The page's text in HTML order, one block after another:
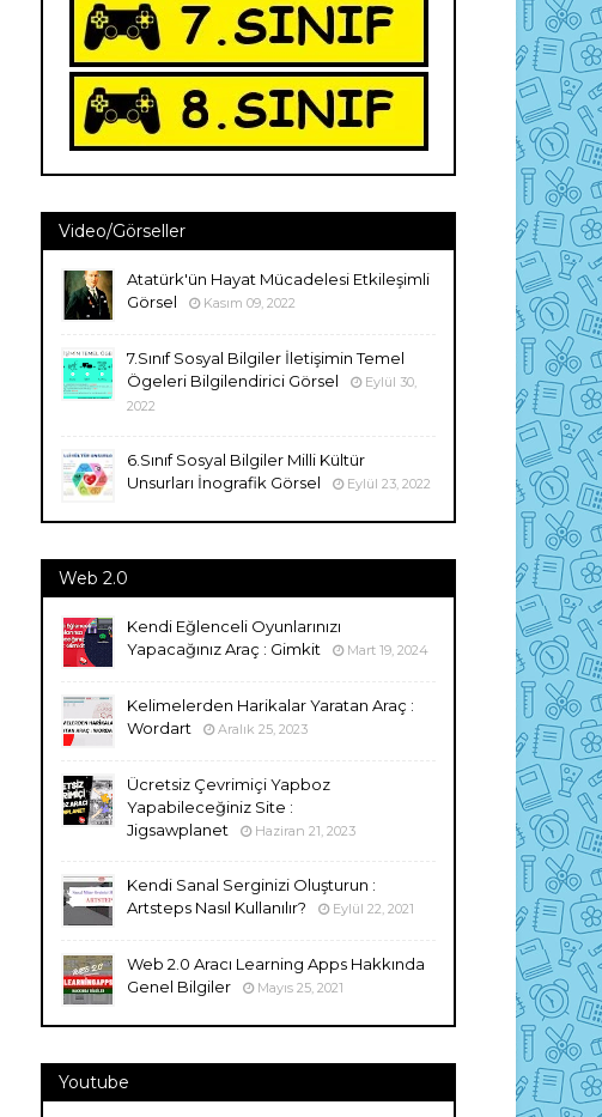
Video/Görseller
Atatürk'ün Hayat Mücadelesi Etkileşimli
Görsel
Kasım 09, 2022
7.Sınıf Sosyal Bilgiler İletişimin Temel
Ögeleri Bilgilendirici Görsel
Eylül 30,
2022
6.Sınıf Sosyal Bilgiler Milli Kültür
Unsurları İnografik Görsel
Eylül 23, 2022
Web 2.0
Kendi Eğlenceli Oyunlarınızı
Yapacağınız Araç : Gimkit
Mart 19, 2024
Kelimelerden Harikalar Yaratan Araç :
Wordart
Aralık 25, 2023
Ücretsiz Çevrimiçi Yapboz
Yapabileceğiniz Site :
Jigsawplanet
Haziran 21, 2023
Kendi Sanal Serginizi Oluşturun :
Artsteps Nasıl Kullanılır?
Eylül 22, 2021
Web 2.0 Aracı Learning Apps Hakkında
Genel Bilgiler
Mayıs 25, 2021
Youtube